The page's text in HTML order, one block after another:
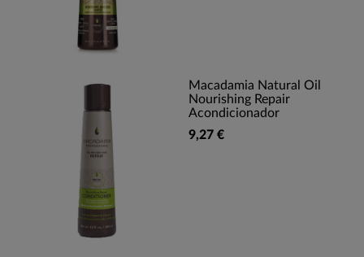
Macadamia Natural Oil
Nourishing Repair
Acondicionador
9,27 €